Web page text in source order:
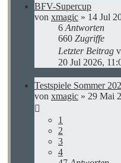
BFV-Supercup
von xmagic » 14 Jul
6 Antworten
660 Zugriffe
Letzter Beitrag
20 Jul 2026,
Testspiele Sommer
von xmagic » 29 Mai
1
2
3
4